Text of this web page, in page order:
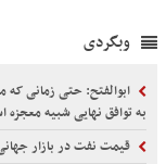
وبگردی
ابوالفتح: حتی زمانی که
به توافق نهایی شبیه
قیمت نفت در بازار